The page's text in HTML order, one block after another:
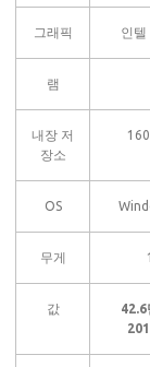
그래픽 인텔
램
내장 저
장소
OS
무게
값
42.6